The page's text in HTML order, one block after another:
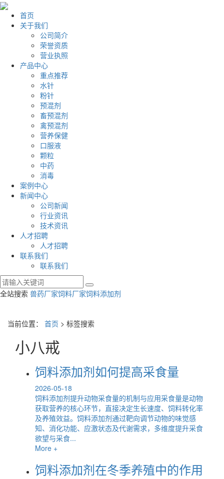
首页
关于我们
公司简介
荣誉资质
营业执照
产品中心
重点推荐
水针
粉针
预混剂
畜预混剂
禽预混剂
营养保健
口服液
颗粒
中药
消毒
案例中心
新闻中心
公司新闻
行业资讯
技术资讯
人才招聘
人才招聘
联系我们
联系我们
全站搜索 兽药厂家饲料厂家饲料添加剂
当前位置： 首页 > 标签搜索
小八戒
饲料添加剂如何提高采食量
2026-05-18
饲料添加剂提升动物采食量的机制与应用采食量是动物
获取营养的核心环节，直接决定生长速度、饲料转化率
及养殖效益。饲料添加剂通过靶向调节动物的味觉感
知、消化功能、应激状态及代谢需求，多维度提升采食
欲望与采食...
More +
饲料添加剂在冬季养殖中的作用